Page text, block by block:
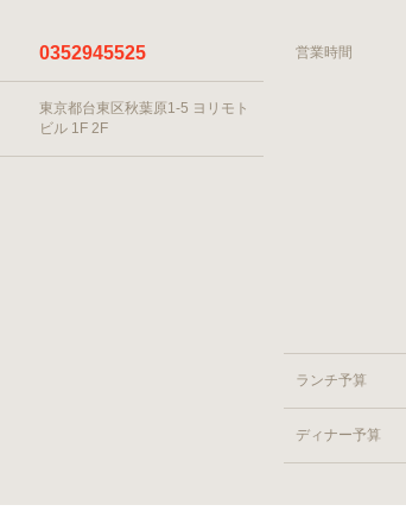
0352945525
東京都台東区秋葉原1-5 ヨリモト
ビル 1F 2F
営業時間
ランチ予算
ディナー予算